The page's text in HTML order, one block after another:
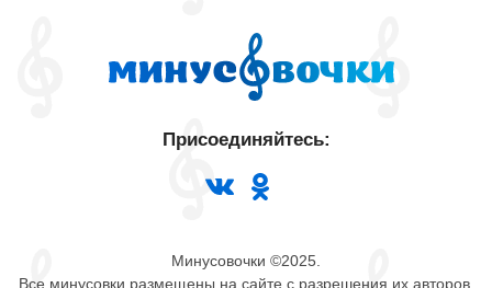
Минусовочки ©2025.
Все минусовки размещены на сайте с разрешения их авторов.
Присоединяйтесь: